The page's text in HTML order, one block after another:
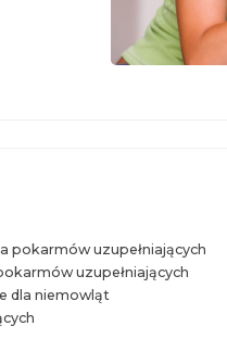
pokarmów uzupełniających
uzupełniających
dla niemowląt